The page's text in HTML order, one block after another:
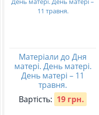
Матеріали до Дня
матері. День матері.
День матері – 11
травня.
Вартість: 19 грн.